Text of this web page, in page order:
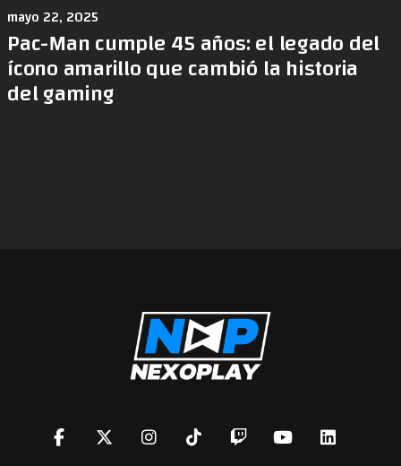
mayo 22, 2025
Pac-Man cumple 45 años: el legado del
ícono amarillo que cambió la historia
del gaming